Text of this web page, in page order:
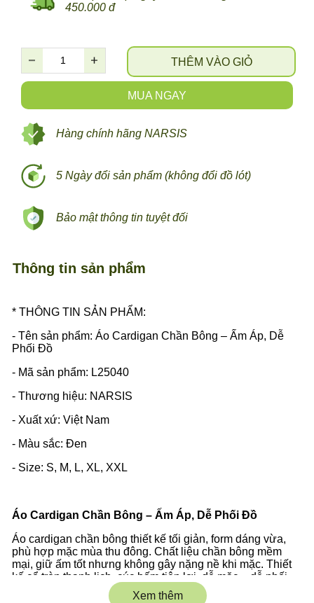
MUA NGAY
THÊM VÀO GIỎ
450.000 đ
5 Ngày đổi sản phẩm (không đổi đồ lót)
Bảo mật thông tin tuyệt đối
Hàng chính hãng NARSIS
Xem thêm
Thông tin sản phẩm
* THÔNG TIN SẢN PHẨM:
- Tên sản phẩm: Áo Cardigan Chần Bông – Ấm Áp, Dễ
Phối Đồ
- Mã sản phẩm: L25040
- Thương hiệu: NARSIS
- Xuất xứ: Việt Nam
- Màu sắc: Đen
- Size: S, M, L, XL, XXL
Áo Cardigan Chần Bông – Ấm Áp, Dễ Phối Đồ
Áo cardigan chần bông thiết kế tối giản, form dáng vừa,
phù hợp mặc mùa thu đông. Chất liệu chần bông mềm
mại, giữ ấm tốt nhưng không gây nặng nề khi mặc. Thiết
kế cổ tròn thanh lịch, cúc bấm tiện lợi, dễ mặc – dễ phối
với nhiều phong cách khác nhau.